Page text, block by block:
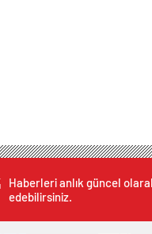
Haberleri anlık güncel
edebilirsiniz.